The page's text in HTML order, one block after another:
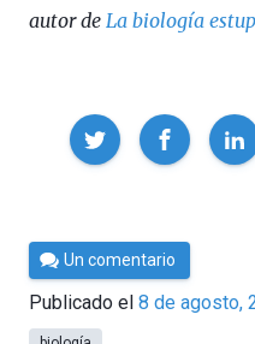
autor de La biología
Compartir
Por
César
Tomé
Un comentario
Publicado el 8 de agosto,